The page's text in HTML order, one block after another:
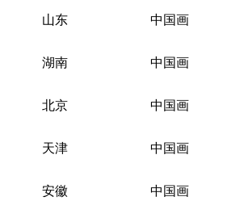
山东 中国画
湖南 中国画
北京 中国画
天津 中国画
安徽 中国画